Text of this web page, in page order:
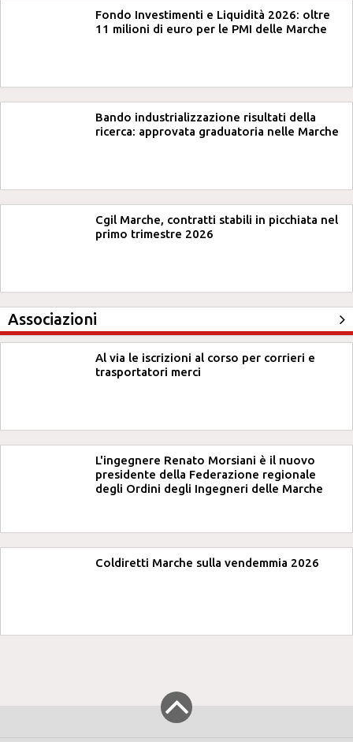
Fondo Investimenti e Liquidità 2026: oltre
11 milioni di euro per le PMI delle Marche
Bando industrializzazione risultati della
ricerca: approvata graduatoria nelle Marche
Cgil Marche, contratti stabili in picchiata nel
primo trimestre 2026
Associazioni
Al via le iscrizioni al corso per corrieri e
trasportatori merci
L'ingegnere Renato Morsiani è il nuovo
presidente della Federazione regionale
degli Ordini degli Ingegneri delle Marche
Coldiretti Marche sulla vendemmia 2026